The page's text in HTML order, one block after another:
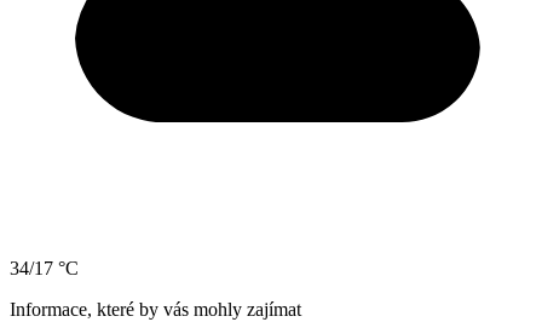
34/17 °C
Informace, které by vás mohly zajímat